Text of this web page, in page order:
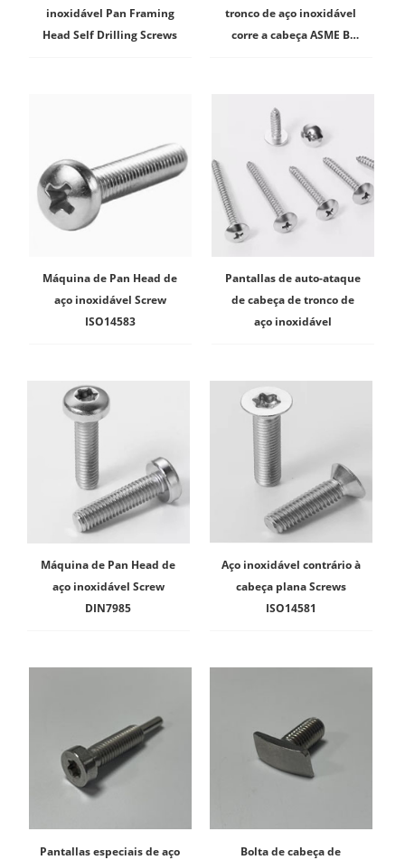
inoxidável Pan Framing
Head Self Drilling Screws
tronco de aço inoxidável
corre a cabeça ASME B
Máquina de Pan Head de
aço inoxidável Screw
ISO14583
Pantallas de auto-ataque
de cabeça de tronco de
aço inoxidável
Máquina de Pan Head de
aço inoxidável Screw
DIN7985
Aço inoxidável contrário à
cabeça plana Screws
ISO14581
Pantallas especiais de aço Bolta de cabeça de